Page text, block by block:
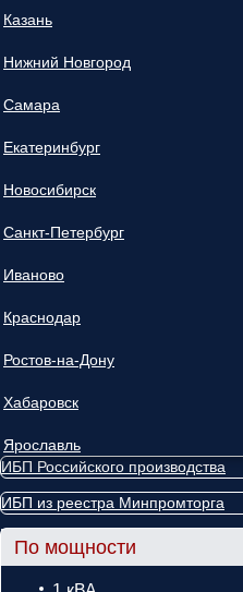
Казань
Нижний Новгород
Самара
Екатеринбург
Новосибирск
Санкт-Петербург
Иваново
Краснодар
Ростов-на-Дону
Хабаровск
Ярославль
ИБП Российского производства
ИБП из реестра Минпромторга
По мощности